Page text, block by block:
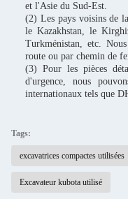
et l'Asie du Sud-Est.
(2) Les pays voisins de
le Kazakhstan, le
Turkménistan, etc.
route ou par chemin de
(3) Pour les pièces
d'urgence, nous
internationaux tels que
Tags:
excavatrices compactes utilisées
Excavateur kubota utilisé